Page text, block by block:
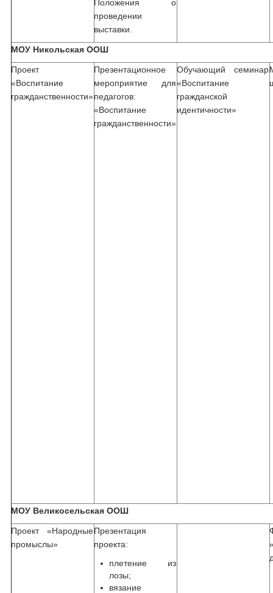
Положения о
проведении
выставки.
МОУ Никольская ООШ
Проект
«Воспитание
гражданственности»
Презентационное
мероприятие для
педагогов:
«Воспитание
гражданственности»
Обучающий семинар
«Воспитание
гражданской
идентичности»
МОУ Великосельская ООШ
Проект «Народные
промыслы»
Презентация
проекта:
плетение из
лозы;
вязание